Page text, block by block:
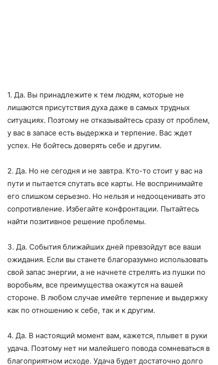
1. Да. Вы принадлежите к тем людям, которые не
лишаются присутствия духа даже в самых трудных
ситуациях. Поэтому не отказывайтесь сразу от проблем,
у вас в запасе есть выдержка и терпение. Вас ждет
успех. Не бойтесь доверять себе и другим.
2. Да. Но не сегодня и не завтра. Кто-то стоит у вас на
пути и пытается спутать все карты. Не воспринимайте
его слишком серьезно. Но нельзя и недооценивать это
сопротивление. Избегайте конфронтации. Пытайтесь
найти позитивное решение проблемы.
3. Да. События ближайших дней превзойдут все ваши
ожидания. Если вы станете благоразумно использовать
свой запас энергии, а не начнете стрелять из пушки по
воробьям, все преимущества окажутся на вашей
стороне. В любом случае имейте терпение и выдержку
как по отношению к себе, так и к другим.
4. Да. В настоящий момент вам, кажется, плывет в руки
удача. Поэтому нет ни малейшего повода сомневаться в
благоприятном исходе. Удача будет достаточно долго